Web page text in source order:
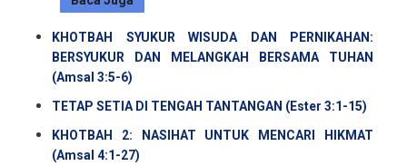
KHOTBAH SYUKUR WISUDA DAN PERNIKAHAN:
BERSYUKUR DAN MELANGKAH BERSAMA TUHAN
(Amsal 3:5-6)
TETAP SETIA DI TENGAH TANTANGAN (Ester 3:1-15)
KHOTBAH 2: NASIHAT UNTUK MENCARI HIKMAT
(Amsal 4:1-27)